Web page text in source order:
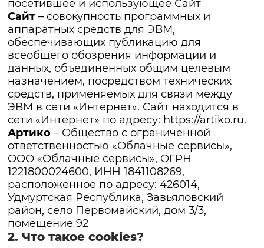
посетившее и использующее Сайт
Сайт – совокупность программных и
аппаратных средств для ЭВМ,
обеспечивающих публикацию для
всеобщего обозрения информации и
данных, объединенных общим целевым
назначением, посредством технических
средств, применяемых для связи между
ЭВМ в сети «Интернет». Сайт находится в
сети «Интернет» по адресу: https://artiko.ru.
Артико – Общество с ограниченной
ответственностью «Облачные сервисы»,
ООО «Облачные сервисы», ОГРН
1221800024600, ИНН 1841108269,
расположенное по адресу: 426014,
Удмуртская Республика, Завьяловский
район, село Первомайский, дом 3/3,
помещение 92
2. Что такое cookies?